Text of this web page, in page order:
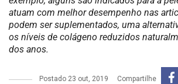
atuam com melhor desempenho nas
podem ser suplementados, uma
os níveis de colágeno reduzidos
dos anos.
Postado 23 out, 2019
Compartilhe